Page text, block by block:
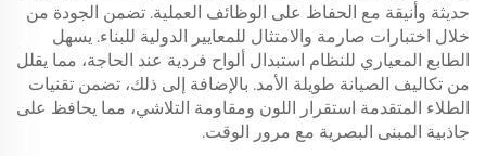
حديثة وأنيقة مع الحفاظ على الوظائف العملية. تضمن الجودة من
خلال اختبارات صارمة والامتثال للمعايير الدولية للبناء. يسهل
الطابع المعياري للنظام استبدال ألواح فردية عند الحاجة، مما يقلل
من تكاليف الصيانة طويلة الأمد. بالإضافة إلى ذلك، تضمن تقنيات
الطلاء المتقدمة استقرار اللون ومقاومة التلاشي، مما يحافظ على
جاذبية المبنى البصرية مع مرور الوقت.